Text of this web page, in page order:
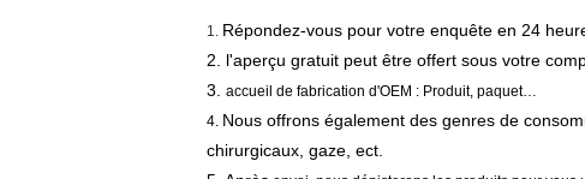
1. Répondez-vous pour votre enquête en 24
2. l'aperçu gratuit peut être offert sous votre
3. accueil de fabrication d'OEM : Produit, paquet…
4. Nous offrons également des genres de
chirurgicaux, gaze, ect.